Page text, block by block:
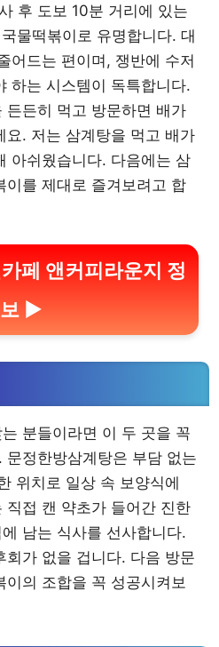
후 도보 10분 거리에 있는
물떡볶이로 유명합니다. 대
어드는 편이며, 쟁반에 수저
하는 시스템이 독특합니다.
든든히 먹고 방문하면 배가
요. 저는 삼계탕을 먹고 배가
아쉬웠습니다. 다음에는 삼
이를 제대로 즐겨보려고 합
페 앤커피라운지 정
보 ▶
분들이라면 이 두 곳을 꼭
문정한방삼계탕은 부담 없는
위치로 일상 속 보양식에
직접 캔 약초가 들어간 진한
남는 식사를 선사합니다.
회가 없을 겁니다. 다음 방문
의 조합을 꼭 성공시켜보